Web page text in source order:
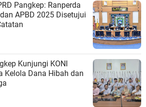
Pangkep: Ranperda
APBD 2025 Disetujui
Kunjungi KONI
Kelola Dana Hibah dan